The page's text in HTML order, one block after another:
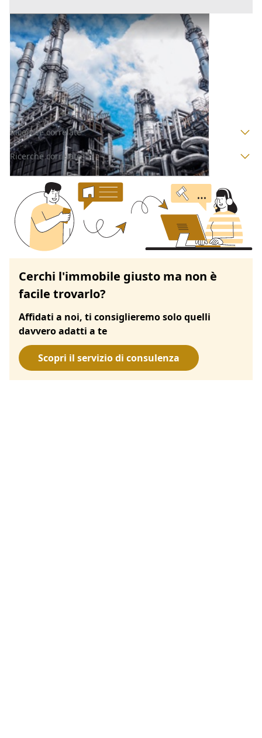
Opificio Industriale all'asta a Padova
Megliadino San Vitale (Padova)
Offerta minima
121.000 € 161.000 €
Codice asta:BN5311255
Asta chiusa
Ricerche correlate
Ricerche correlate
Cerchi l'immobile giusto ma non è
facile trovarlo?
Affidati a noi, ti consiglieremo solo quelli
davvero adatti a te
Scopri il servizio di consulenza